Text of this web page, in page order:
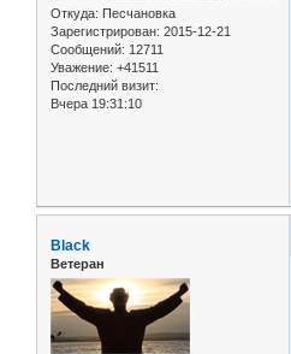
Откуда: Песчановка
Зарегистрирован: 2015-12-21
Сообщений: 12711
Уважение: +41511
Последний визит:
Вчера 19:31:10
Black
Ветеран